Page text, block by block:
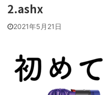
2.ashx
2021年5月21日